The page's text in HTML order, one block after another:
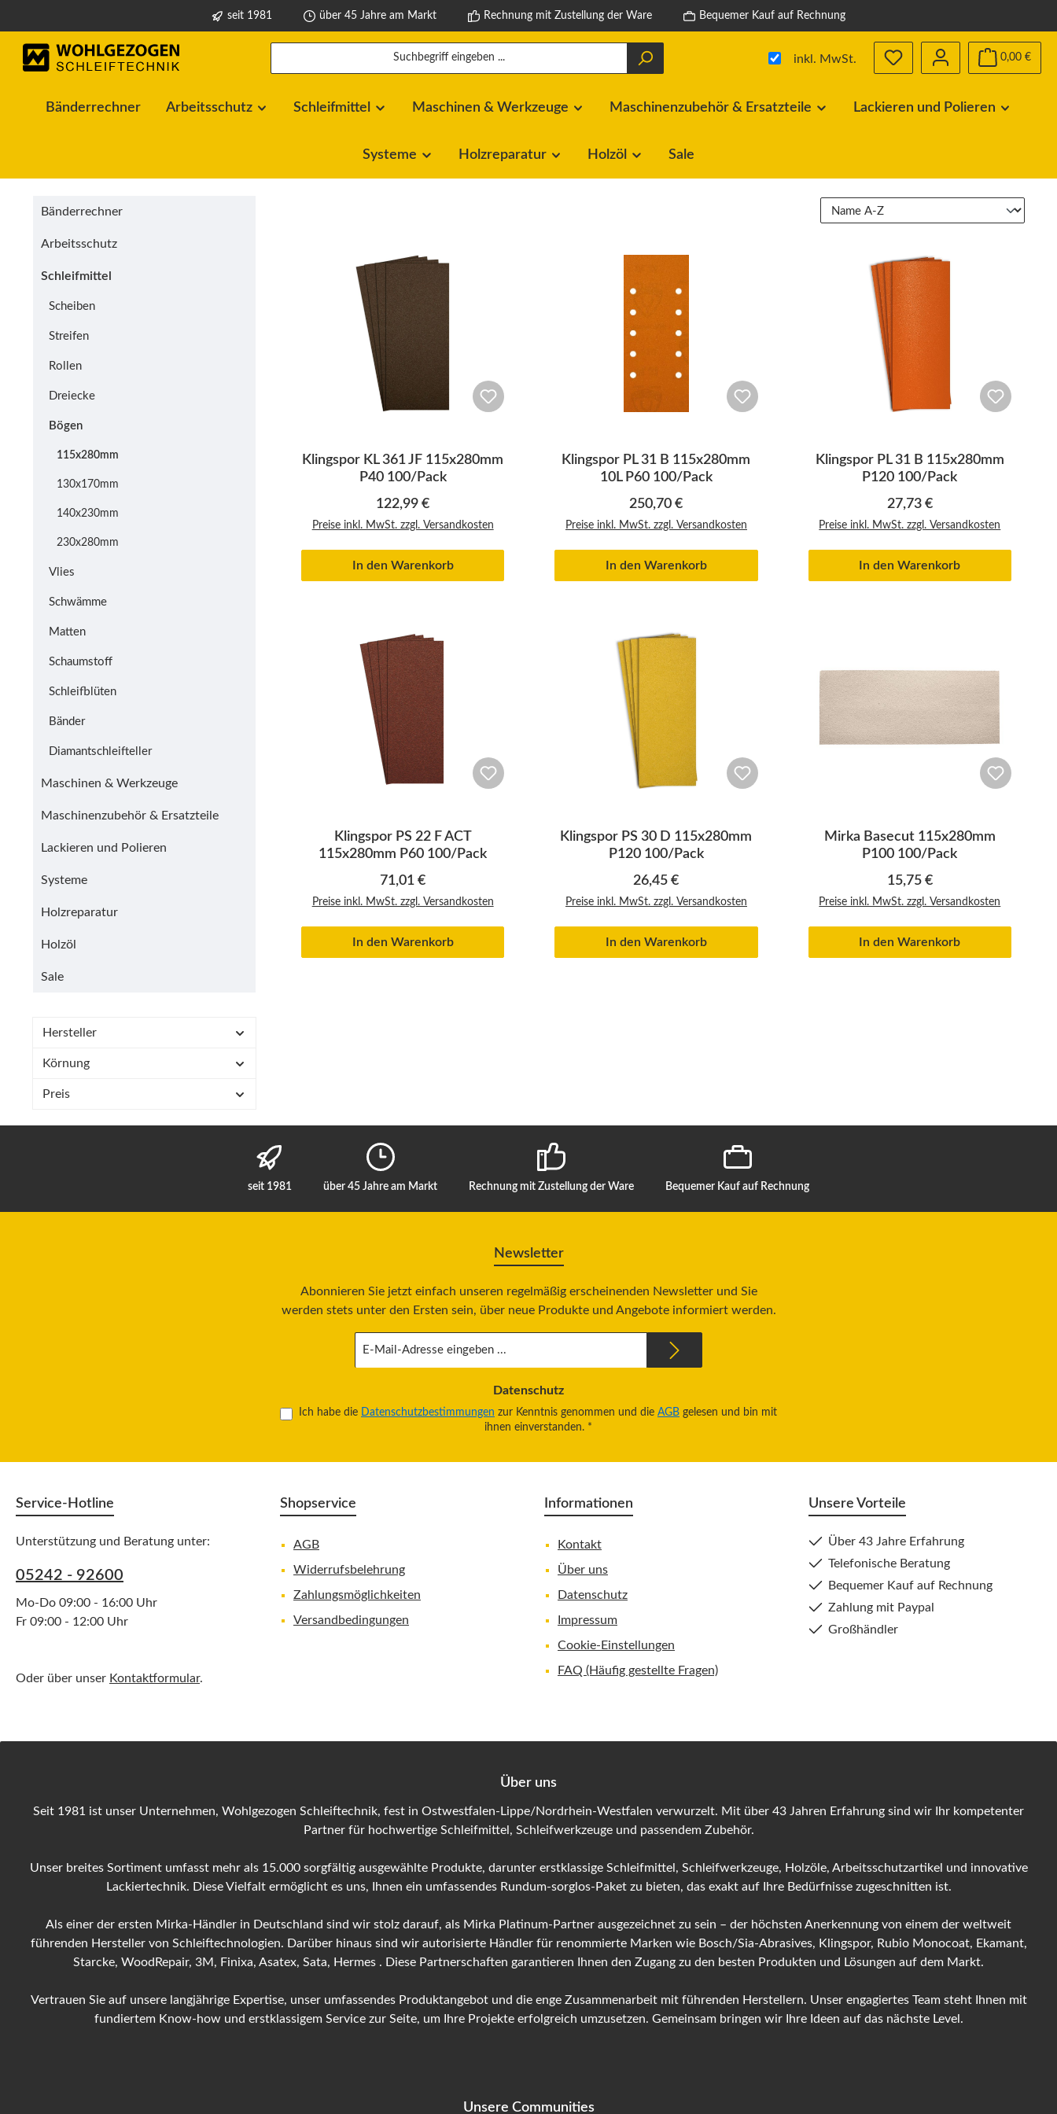
Zur Hauptnavigation springenseit 1981 über 45 Jahre am Markt Rechnung mit Zustellung der Ware Bequemer Kauf auf Rechnung
inkl. MwSt. Du hast 0 Produkte auf dem
0,00 €
Bänderrechner Arbeitsschutz Schleifmittel Maschinen & Werkzeuge Maschinenzubehör & Ersatzteile Lackieren und Polieren
Systeme Holzreparatur Holzöl Sale
Bänderrechner
Arbeitsschutz
Schleifmittel
Scheiben
Streifen
Rollen
Dreiecke
Bögen
115x280mm
130x170mm
140x230mm
230x280mm
Vlies
Schwämme
Matten
Schaumstoff
Schleifblüten
Bänder
Diamantschleifteller
Maschinen & Werkzeuge
Maschinenzubehör & Ersatzteile
Lackieren und Polieren
Systeme
Holzreparatur
Holzöl
Sale
Hersteller
Körnung
Preis
Klingspor KL 361 JF 115x280mm
P40 100/Pack
Regulärer Preis:
122,99 €
Preise inkl. MwSt. zzgl. Versandkosten
In den Warenkorb
Klingspor PL 31 B 115x280mm
10L P60 100/Pack
Regulärer Preis:
250,70 €
Preise inkl. MwSt. zzgl. Versandkosten
In den Warenkorb
Klingspor PL 31 B 115x280mm
P120 100/Pack
Regulärer Preis:
27,73 €
Preise inkl. MwSt. zzgl. Versandkosten
In den Warenkorb
Klingspor PS 22 F ACT
115x280mm P60 100/Pack
Regulärer Preis:
71,01 €
Preise inkl. MwSt. zzgl. Versandkosten
In den Warenkorb
Klingspor PS 30 D 115x280mm
P120 100/Pack
Regulärer Preis:
26,45 €
Preise inkl. MwSt. zzgl. Versandkosten
In den Warenkorb
Mirka Basecut 115x280mm
P100 100/Pack
Regulärer Preis:
15,75 €
Preise inkl. MwSt. zzgl. Versandkosten
In den Warenkorb
seit 1981 über 45 Jahre am Markt Rechnung mit Zustellung der Ware Bequemer Kauf auf Rechnung
Newsletter
Abonnieren Sie jetzt einfach unseren regelmäßig erscheinenden Newsletter und Sie
werden stets unter den Ersten sein, über neue Produkte und Angebote informiert werden.
Mail-
Adresse
Datenschutz
Ich habe die Datenschutzbestimmungen zur Kenntnis genommen und die AGB gelesen und bin mit
ihnen einverstanden. *
Service-Hotline
Unterstützung und Beratung unter:
05242 - 92600
Mo-Do 09:00 - 16:00 Uhr
Fr 09:00 - 12:00 Uhr
Oder über unser Kontaktformular.
Shopservice
AGB
Widerrufsbelehrung
Zahlungsmöglichkeiten
Versandbedingungen
Informationen
Kontakt
Über uns
Datenschutz
Impressum
Cookie-Einstellungen
FAQ (Häufig gestellte Fragen)
Unsere Vorteile
Über 43 Jahre Erfahrung
Telefonische Beratung
Bequemer Kauf auf Rechnung
Zahlung mit Paypal
Großhändler
Über uns
Seit 1981 ist unser Unternehmen, Wohlgezogen Schleiftechnik, fest in Ostwestfalen-Lippe/Nordrhein-Westfalen verwurzelt. Mit über 43 Jahren Erfahrung sind wir Ihr kompetenter
Partner für hochwertige Schleifmittel, Schleifwerkzeuge und passendem Zubehör.
Unser breites Sortiment umfasst mehr als 15.000 sorgfältig ausgewählte Produkte, darunter erstklassige Schleifmittel, Schleifwerkzeuge, Holzöle, Arbeitsschutzartikel und innovative
Lackiertechnik. Diese Vielfalt ermöglicht es uns, Ihnen ein umfassendes Rundum-sorglos-Paket zu bieten, das exakt auf Ihre Bedürfnisse zugeschnitten ist.
Als einer der ersten Mirka-Händler in Deutschland sind wir stolz darauf, als Mirka Platinum-Partner ausgezeichnet zu sein – der höchsten Anerkennung von einem der weltweit
führenden Hersteller von Schleiftechnologien. Darüber hinaus sind wir autorisierte Händler für renommierte Marken wie Bosch/Sia-Abrasives, Klingspor, Rubio Monocoat, Ekamant,
Starcke, WoodRepair, 3M, Finixa, Asatex, Sata, Hermes . Diese Partnerschaften garantieren Ihnen den Zugang zu den besten Produkten und Lösungen auf dem Markt.
Vertrauen Sie auf unsere langjährige Expertise, unser umfassendes Produktangebot und die enge Zusammenarbeit mit führenden Herstellern. Unser engagiertes Team steht Ihnen mit
fundiertem Know-how und erstklassigem Service zur Seite, um Ihre Projekte erfolgreich umzusetzen. Gemeinsam bringen wir Ihre Ideen auf das nächste Level.
Unsere Communities